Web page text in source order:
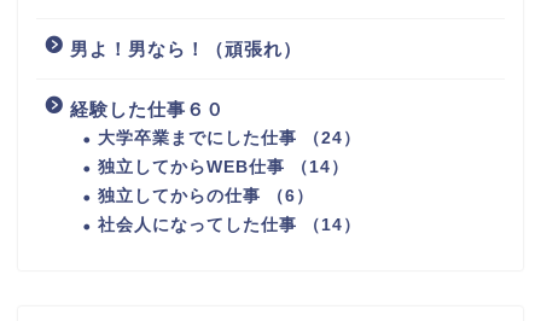
男よ！男なら！（頑張れ）
経験した仕事６０
大学卒業までにした仕事 （24）
独立してからWEB仕事 （14）
独立してからの仕事 （6）
社会人になってした仕事 （14）